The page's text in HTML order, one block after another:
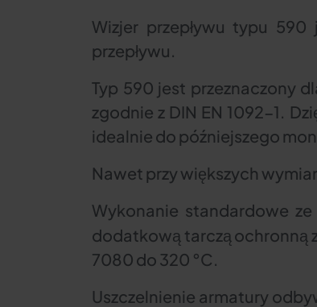
Wizjer przepływu typu
przepływu.
Typ 590 jest przeznaczony
zgodnie z DIN EN 1092-1.
idealnie do późniejszego
Nawet przy większych
Wykonanie standardowe
dodatkową tarczą ochronną
7080 do 320 °C.
Uszczelnienie armatury